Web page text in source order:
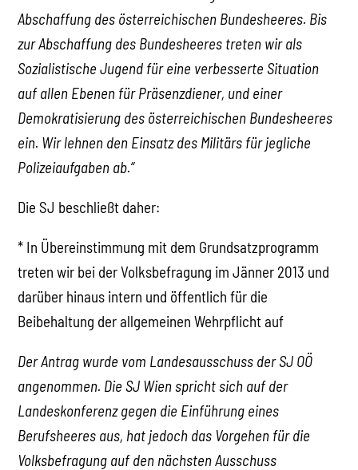
Abschaffung des österreichischen Bundesheeres. Bis
zur Abschaffung des Bundesheeres treten wir als
Sozialistische Jugend für eine verbesserte Situation
auf allen Ebenen für Präsenzdiener, und einer
Demokratisierung des österreichischen Bundesheeres
ein. Wir lehnen den Einsatz des Militärs für jegliche
Polizeiaufgaben ab.“
Die SJ beschließt daher:
* In Übereinstimmung mit dem Grundsatzprogramm
treten wir bei der Volksbefragung im Jänner 2013 und
darüber hinaus intern und öffentlich für die
Beibehaltung der allgemeinen Wehrpflicht auf
Der Antrag wurde vom Landesausschuss der SJ OÖ
angenommen. Die SJ Wien spricht sich auf der
Landeskonferenz gegen die Einführung eines
Berufsheeres aus, hat jedoch das Vorgehen für die
Volksbefragung auf den nächsten Ausschuss